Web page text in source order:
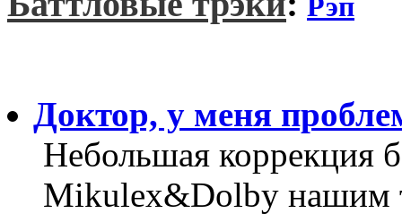
Рэп
Доктор, у меня
Небольшая коррекция
Mikulex&Dolby нашим